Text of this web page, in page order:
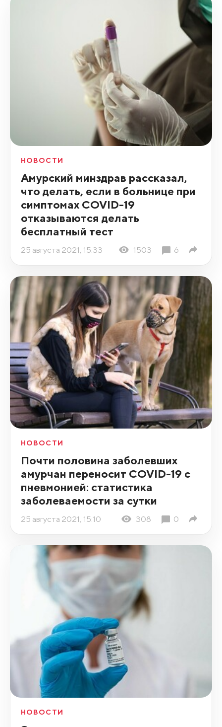
НОВОСТИ
Амурский минздрав рассказал,
что делать, если в больнице при
симптомах COVID-19
отказываются делать
бесплатный тест
25 августа 2021, 15:33 1503 6
НОВОСТИ
Почти половина заболевших
амурчан переносит COVID-19 с
пневмонией: статистика
заболеваемости за сутки
25 августа 2021, 15:10 308 0
НОВОСТИ